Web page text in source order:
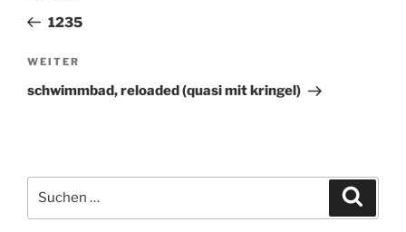
Beitrag
1235
Nächster
Beitrag
WEITER
schwimmbad, reloaded (quasi mit kringel)
Suchen